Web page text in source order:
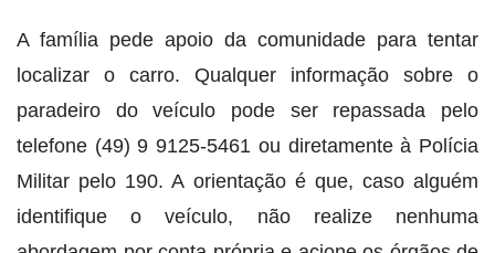
A família pede apoio da comunidade para tentar
localizar o carro. Qualquer informação sobre o
paradeiro do veículo pode ser repassada pelo
telefone (49) 9 9125-5461 ou diretamente à Polícia
Militar pelo 190. A orientação é que, caso alguém
identifique o veículo, não realize nenhuma